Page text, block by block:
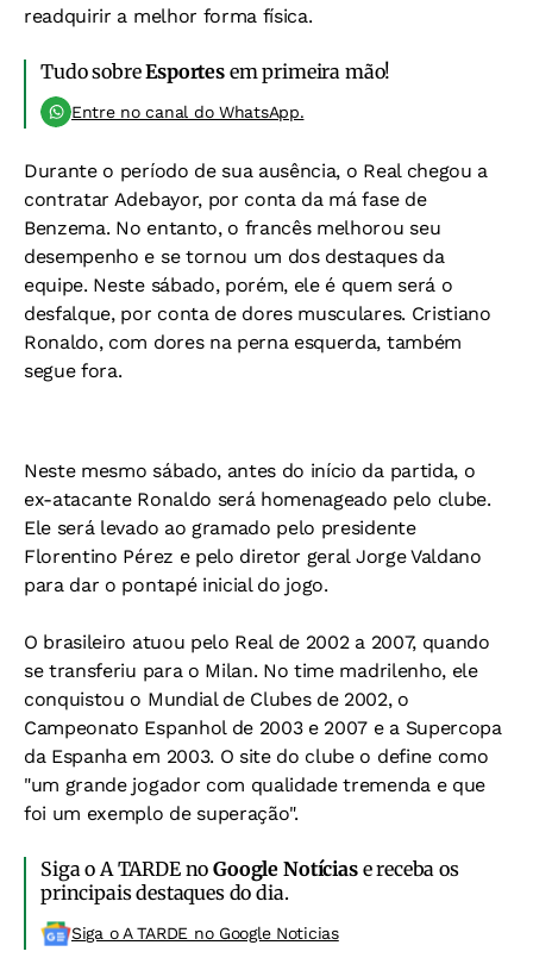
readquirir a melhor forma física.
Tudo sobreEsportesem primeira mão!
Entre no canal do WhatsApp.
Durante o período de sua ausência, o Real chegou a
contratar Adebayor, por conta da má fase de
Benzema. No entanto, o francês melhorou seu
desempenho e se tornou um dos destaques da
equipe. Neste sábado, porém, ele é quem será o
desfalque, por conta de dores musculares. Cristiano
Ronaldo, com dores na perna esquerda, também
segue fora.
Neste mesmo sábado, antes do início da partida, o
ex-atacante Ronaldo será homenageado pelo clube.
Ele será levado ao gramado pelo presidente
Florentino Pérez e pelo diretor geral Jorge Valdano
para dar o pontapé inicial do jogo.
O brasileiro atuou pelo Real de 2002 a 2007, quando
se transferiu para o Milan. No time madrilenho, ele
conquistou o Mundial de Clubes de 2002, o
Campeonato Espanhol de 2003 e 2007 e a Supercopa
da Espanha em 2003. O site do clube o define como
"um grande jogador com qualidade tremenda e que
foi um exemplo de superação".
Siga o A TARDE noGoogle Notíciase receba os
principais destaques do dia.
Siga o A TARDE no Google Noticias